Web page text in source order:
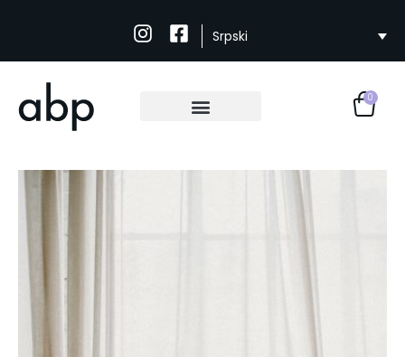
Srpski
0